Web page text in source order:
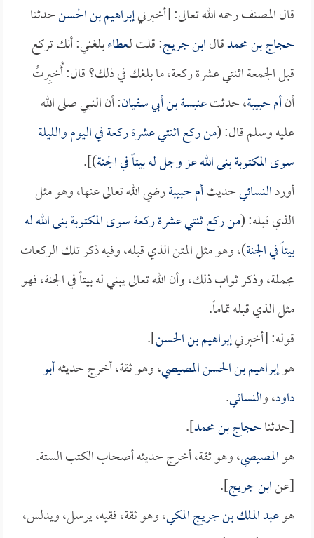
قال المصنف رحمه الله تعالى: [أخبرنيإبراهيم بن الحسنحدثنا
حجاج بن محمدقالابن جريج: قلت لـعطاءبلغني: أنك تركع
قبل الجمعة اثنتي عشرة ركعة، ما بلغك في ذلك؟ قال: أُخبِرتُ
أنأم حبيبة، حدثتعنبسة بن أبي سفيان: أن النبي صلى الله
عليه وسلم قال: (من ركع اثنتي عشرة ركعة في اليوم والليلة
سوى المكتوبة بنى الله عز وجل له بيتاً في الجنة)].
أوردالنسائيحديثأم حبيبةرضي الله تعالى عنها، وهو مثل
الذي قبله: (من ركع ثنتي عشرة ركعة سوى المكتوبة بنى الله له
بيتاً في الجنة)، وهو مثل المتن الذي قبله، وفيه ذكر تلك الركعات
مجملة، وذكر ثواب ذلك، وأن الله تعالى يبني له بيتاً في الجنة، فهو
مثل الذي قبله تماماً.
قوله: [أخبرنيإبراهيم بن الحسن].
هوإبراهيم بن الحسن المصيصي، وهو ثقة، أخرج حديثهأبو
داود، والنسائي.
[حدثناحجاج بن محمد].
هوالمصيصي، وهو ثقة، أخرج حديثه أصحاب الكتب الستة.
[عنابن جريج].
هوعبد الملك بن جريج المكي، وهو ثقة، فقيه، يرسل، ويدلس،